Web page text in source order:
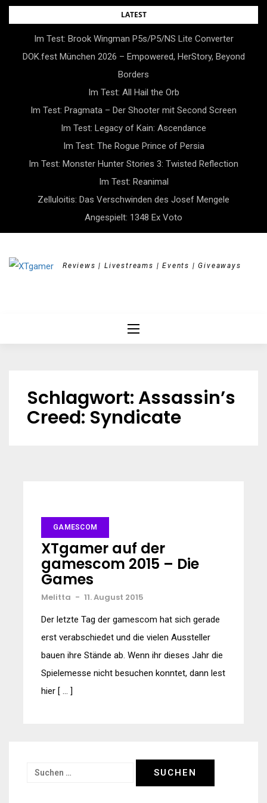
Skip
LATEST
Im Test: Brook Wingman P5s/P5/NS Lite Converter
DOK.fest München 2026 – Empowered, HerStory, Beyond
Borders
Im Test: All Hail the Orb
Im Test: Pragmata – Der Shooter mit Second Screen
Im Test: Legacy of Kain: Ascendance
Im Test: The Rogue Prince of Persia
Im Test: Monster Hunter Stories 3: Twisted Reflection
Im Test: Reanimal
Zelluloitis: Das Verschwinden des Josef Mengele
Angespielt: 1348 Ex Voto
Reviews | Livestreams | Events | Giveaways
Schlagwort: Assassin’s
Creed: Syndicate
GAMESCOM
XTgamer auf der
gamescom 2015 – Die
Games
Melitta - 11. August 2015
Der letzte Tag der gamescom hat sich gerade
erst verabschiedet und die vielen Aussteller
bauen ihre Stände ab. Wenn ihr dieses Jahr die
Spielemesse nicht besuchen konntet, dann lest
hier [ … ]
Suchen